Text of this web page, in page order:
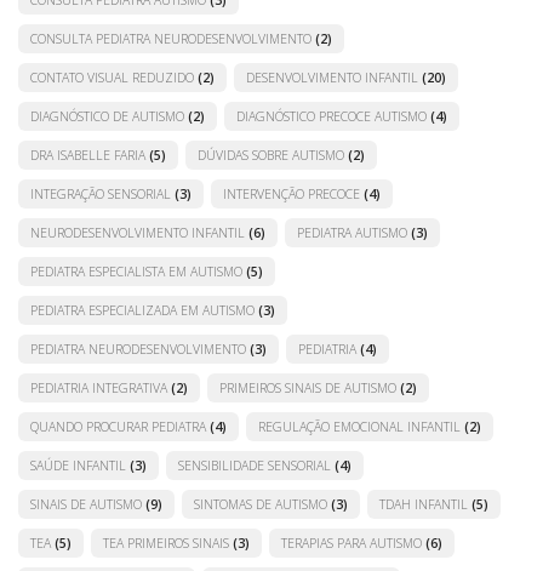
CONSULTA PEDIATRA NEURODESENVOLVIMENTO (2)
CONTATO VISUAL REDUZIDO (2) DESENVOLVIMENTO INFANTIL (20)
DIAGNÓSTICO DE AUTISMO (2) DIAGNÓSTICO PRECOCE AUTISMO (4)
DRA ISABELLE FARIA (5) DÚVIDAS SOBRE AUTISMO (2)
INTEGRAÇÃO SENSORIAL (3) INTERVENÇÃO PRECOCE (4)
NEURODESENVOLVIMENTO INFANTIL (6) PEDIATRA AUTISMO (3)
PEDIATRA ESPECIALISTA EM AUTISMO (5)
PEDIATRA ESPECIALIZADA EM AUTISMO (3)
PEDIATRA NEURODESENVOLVIMENTO (3) PEDIATRIA (4)
PEDIATRIA INTEGRATIVA (2) PRIMEIROS SINAIS DE AUTISMO (2)
QUANDO PROCURAR PEDIATRA (4) REGULAÇÃO EMOCIONAL INFANTIL (2)
SAÚDE INFANTIL (3) SENSIBILIDADE SENSORIAL (4)
SINAIS DE AUTISMO (9) SINTOMAS DE AUTISMO (3) TDAH INFANTIL (5)
TEA (5) TEA PRIMEIROS SINAIS (3) TERAPIAS PARA AUTISMO (6)